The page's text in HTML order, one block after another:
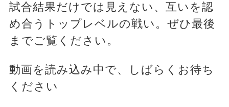
試合結果だけでは見えない、互いを認
め合うトップレベルの戦い。ぜひ最後
までご覧ください。
動画を読み込み中で、しばらくお待ち
ください